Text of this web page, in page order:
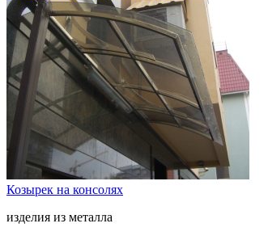
Козырек на консолях
изделия из металла